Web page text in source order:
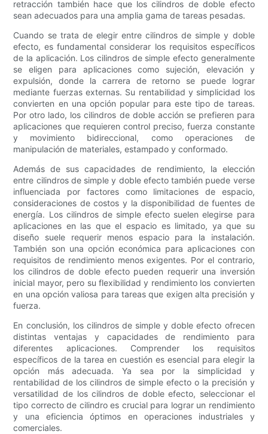
retracción también hace que los cilindros de doble efecto
sean adecuados para una amplia gama de tareas pesadas.
Cuando se trata de elegir entre cilindros de simple y doble
efecto, es fundamental considerar los requisitos específicos
de la aplicación. Los cilindros de simple efecto generalmente
se eligen para aplicaciones como sujeción, elevación y
expulsión, donde la carrera de retorno se puede lograr
mediante fuerzas externas. Su rentabilidad y simplicidad los
convierten en una opción popular para este tipo de tareas.
Por otro lado, los cilindros de doble acción se prefieren para
aplicaciones que requieren control preciso, fuerza constante
y movimiento bidireccional, como operaciones de
manipulación de materiales, estampado y conformado.
Además de sus capacidades de rendimiento, la elección
entre cilindros de simple y doble efecto también puede verse
influenciada por factores como limitaciones de espacio,
consideraciones de costos y la disponibilidad de fuentes de
energía. Los cilindros de simple efecto suelen elegirse para
aplicaciones en las que el espacio es limitado, ya que su
diseño suele requerir menos espacio para la instalación.
También son una opción económica para aplicaciones con
requisitos de rendimiento menos exigentes. Por el contrario,
los cilindros de doble efecto pueden requerir una inversión
inicial mayor, pero su flexibilidad y rendimiento los convierten
en una opción valiosa para tareas que exigen alta precisión y
fuerza.
En conclusión, los cilindros de simple y doble efecto ofrecen
distintas ventajas y capacidades de rendimiento para
diferentes aplicaciones. Comprender los requisitos
específicos de la tarea en cuestión es esencial para elegir la
opción más adecuada. Ya sea por la simplicidad y
rentabilidad de los cilindros de simple efecto o la precisión y
versatilidad de los cilindros de doble efecto, seleccionar el
tipo correcto de cilindro es crucial para lograr un rendimiento
y una eficiencia óptimos en operaciones industriales y
comerciales.